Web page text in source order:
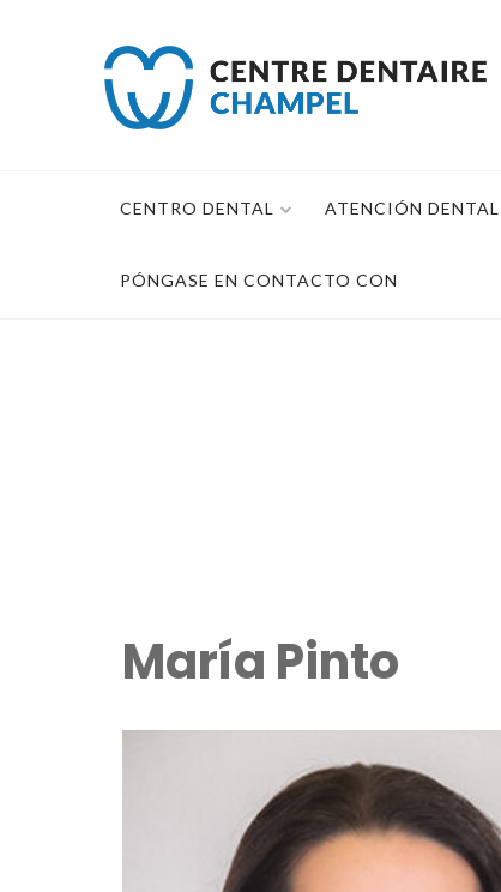
CENTRO DENTAL ATENCIÓN DENTAL
PÓNGASE EN CONTACTO CON
María Pinto